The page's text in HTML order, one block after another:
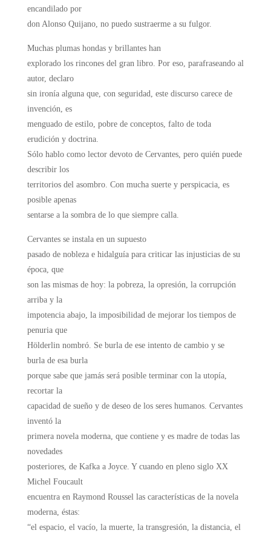
encandilado por
don Alonso Quijano, no puedo sustraerme a su fulgor.
Muchas plumas hondas y brillantes han
explorado los rincones del gran libro. Por eso, parafraseando al
autor, declaro
sin ironía alguna que, con seguridad, este discurso carece de
invención, es
menguado de estilo, pobre de conceptos, falto de toda
erudición y doctrina.
Sólo hablo como lector devoto de Cervantes, pero quién puede
describir los
territorios del asombro. Con mucha suerte y perspicacia, es
posible apenas
sentarse a la sombra de lo que siempre calla.
Cervantes se instala en un supuesto
pasado de nobleza e hidalguía para criticar las injusticias de su
época, que
son las mismas de hoy: la pobreza, la opresión, la corrupción
arriba y la
impotencia abajo, la imposibilidad de mejorar los tiempos de
penuria que
Hölderlin nombró. Se burla de ese intento de cambio y se
burla de esa burla
porque sabe que jamás será posible terminar con la utopía,
recortar la
capacidad de sueño y de deseo de los seres humanos. Cervantes
inventó la
primera novela moderna, que contiene y es madre de todas las
novedades
posteriores, de Kafka a Joyce. Y cuando en pleno siglo XX
Michel Foucault
encuentra en Raymond Roussel las características de la novela
moderna, éstas:
“el espacio, el vacío, la muerte, la transgresión, la distancia, el